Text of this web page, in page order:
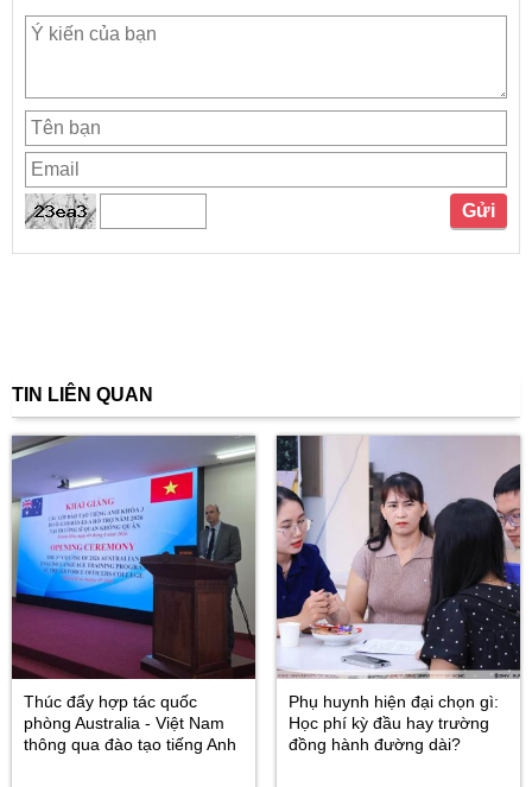
TIN LIÊN QUAN
Thúc đẩy hợp tác quốc
phòng Australia - Việt Nam
thông qua đào tạo tiếng Anh
Phụ huynh hiện đại chọn gì:
Học phí kỳ đầu hay trường
đồng hành đường dài?